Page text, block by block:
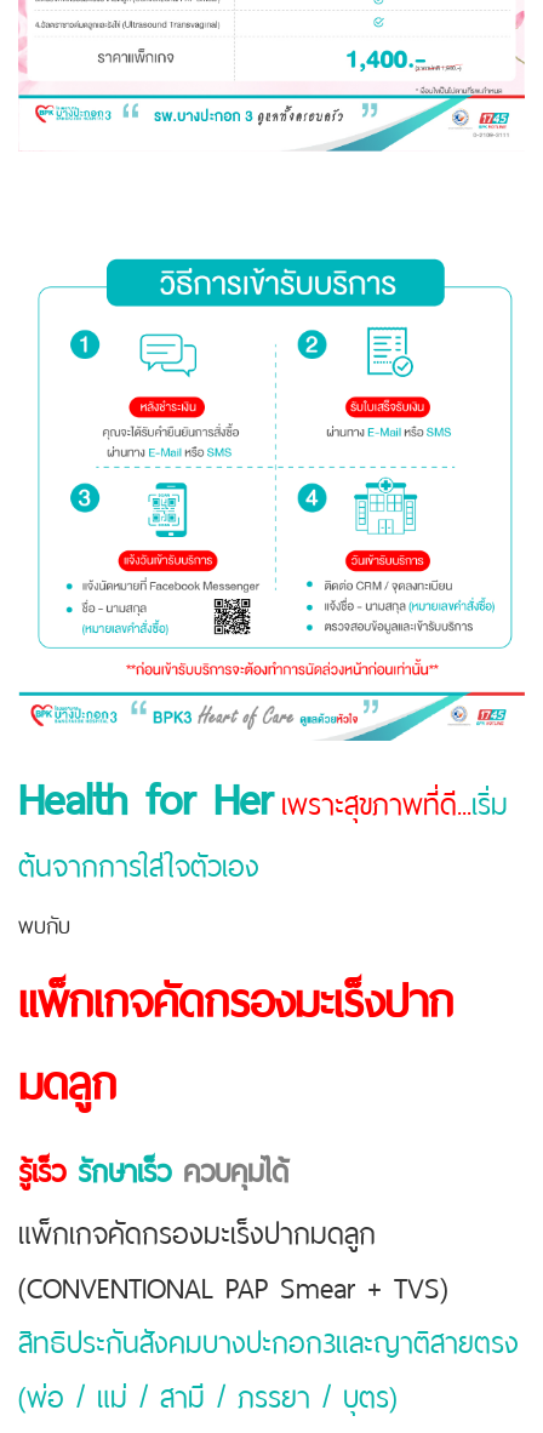
Health for Herเพราะสุขภาพที่ดี...เริ่ม
ต้นจากการใส่ใจตัวเอง
พบกับ
แพ็กเกจคัดกรองมะเร็งปาก
มดลูก
รู้เร็ว รักษาเร็ว ควบคุมได้
แพ็กเกจคัดกรองมะเร็งปากมดลูก
(CONVENTIONAL PAP Smear + TVS)
สิทธิประกันสังคมบางปะกอก3และญาติสายตรง
(พ่อ / แม่ / สามี / ภรรยา / บุตร)